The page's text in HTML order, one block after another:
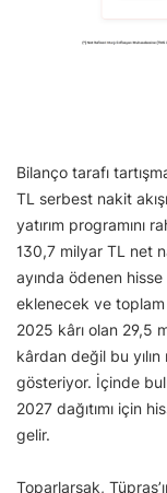
Bilanço tarafı
TL serbest nakit
yatırım programını
130,7 milyar TL net
ayında ödenen
eklenecek ve toplam
2025 kârı olan 29,5
kârdan değil bu
gösteriyor. İçinde
2027 dağıtımı için
gelir.
Toparlarsak,